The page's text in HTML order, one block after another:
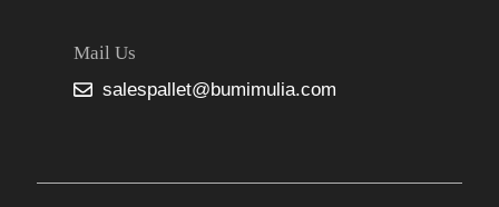
Mail Us
salespallet@bumimulia.com